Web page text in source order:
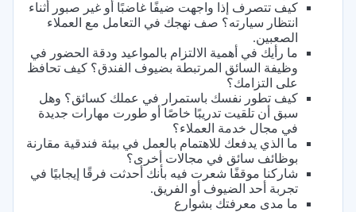
كيف تتصرف إذا واجهت ضيفًا غاضبًا أو غير صبور أثناء
انتظار سيارته؟ صف نهجك في التعامل مع العملاء
الصعبين.
ما رأيك في أهمية الالتزام بالمواعيد ودقة الحضور في
وظيفة السائق المرتبطة بضيوف الفندق؟ كيف تحافظ
على التزامك؟
كيف تطور نفسك باستمرار في عملك كسائق؟ وهل
سبق أن تلقيت تدريبًا خاصًا أو طورت مهارات جديدة
في مجال خدمة العملاء؟
ما الذي يدفعك للاهتمام بالعمل في بيئة فندقية مقارنة
بوظائف سائق في مجالات أخرى؟
شاركنا موقفًا شعرت فيه بأنك أحدثت فرقًا إيجابيًا في
تجربة أحد الضيوف أو الفريق.
ما مدى معرفتك بشوارع